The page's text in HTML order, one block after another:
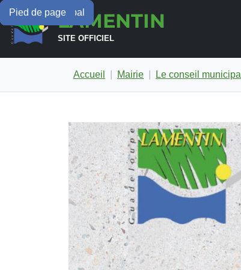
Menu principal
Contenu principal
Pied de pageLAMENTIN
SITE OFFICIEL
Accueil Mairie Le conseil municipal